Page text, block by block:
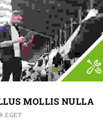
MOLLIS NULLA
EGET